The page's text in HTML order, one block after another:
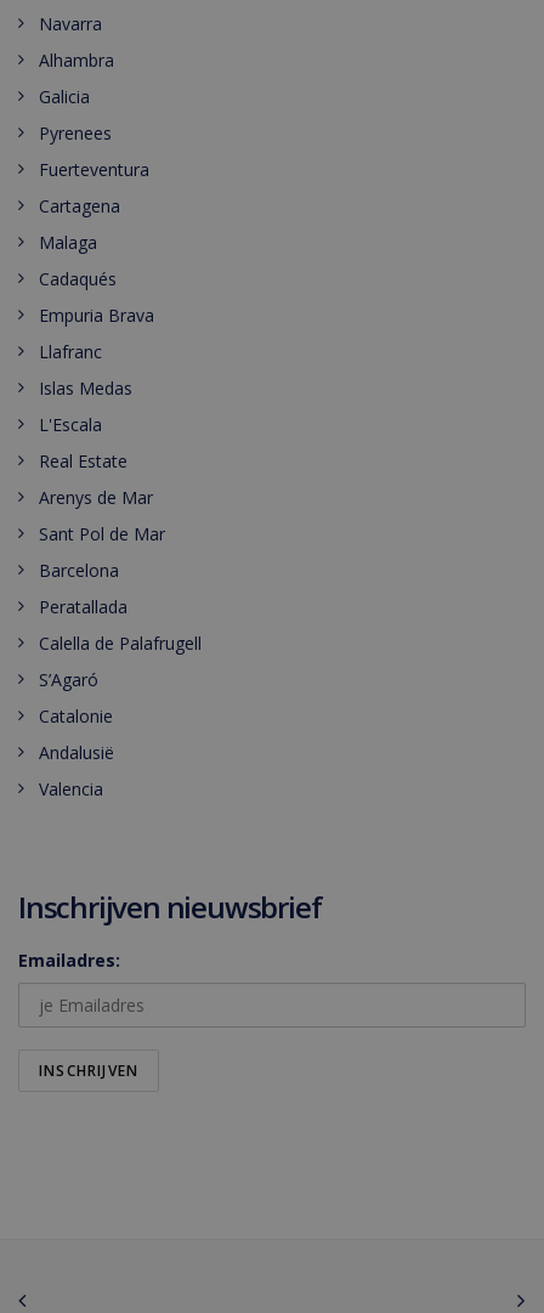
Navarra
Alhambra
Galicia
Pyrenees
Fuerteventura
Cartagena
Malaga
Cadaqués
Empuria Brava
Llafranc
Islas Medas
L'Escala
Real Estate
Arenys de Mar
Sant Pol de Mar
Barcelona
Peratallada
Calella de Palafrugell
S’Agaró
Catalonie
Andalusië
Valencia
Inschrijven nieuwsbrief
Emailadres: